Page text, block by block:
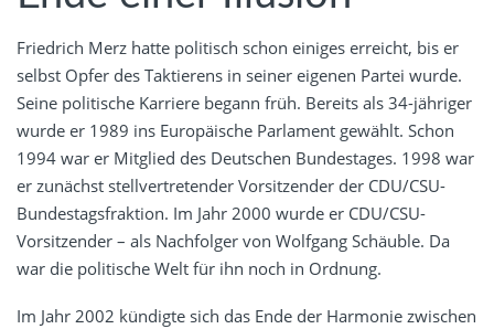
Friedrich Merz hatte politisch schon einiges erreicht, bis er
selbst Opfer des Taktierens in seiner eigenen Partei wurde.
Seine politische Karriere begann früh. Bereits als 34-jähriger
wurde er 1989 ins Europäische Parlament gewählt. Schon
1994 war er Mitglied des Deutschen Bundestages. 1998 war
er zunächst stellvertretender Vorsitzender der CDU/CSU-
Bundestagsfraktion. Im Jahr 2000 wurde er CDU/CSU-
Vorsitzender – als Nachfolger von Wolfgang Schäuble. Da
war die politische Welt für ihn noch in Ordnung.
Im Jahr 2002 kündigte sich das Ende der Harmonie zwischen